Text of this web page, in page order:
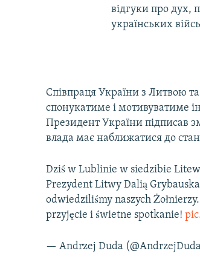
відгуки про дух,
українських
Співпраця України з Литвою
спонукатиме і мотивуватиме
Президент України підписав
влада має наближатися до
Dziś w Lublinie w siedzibie
Prezydent Litwy Dalią
odwiedziliśmy naszych
przyjęcie i świetne spotkanie!
— Andrzej Duda